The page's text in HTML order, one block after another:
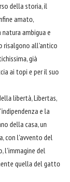
della storia, il
amato,
ambigua e
risalgono all'antico
già
ai topi e per il suo
libertà, Libertas,
e la
della casa, un
con l'avvento del
l'immagine del
quella del gatto